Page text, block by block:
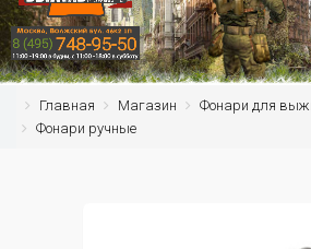
Главная Магазин
Фонари для
Фонари ручные